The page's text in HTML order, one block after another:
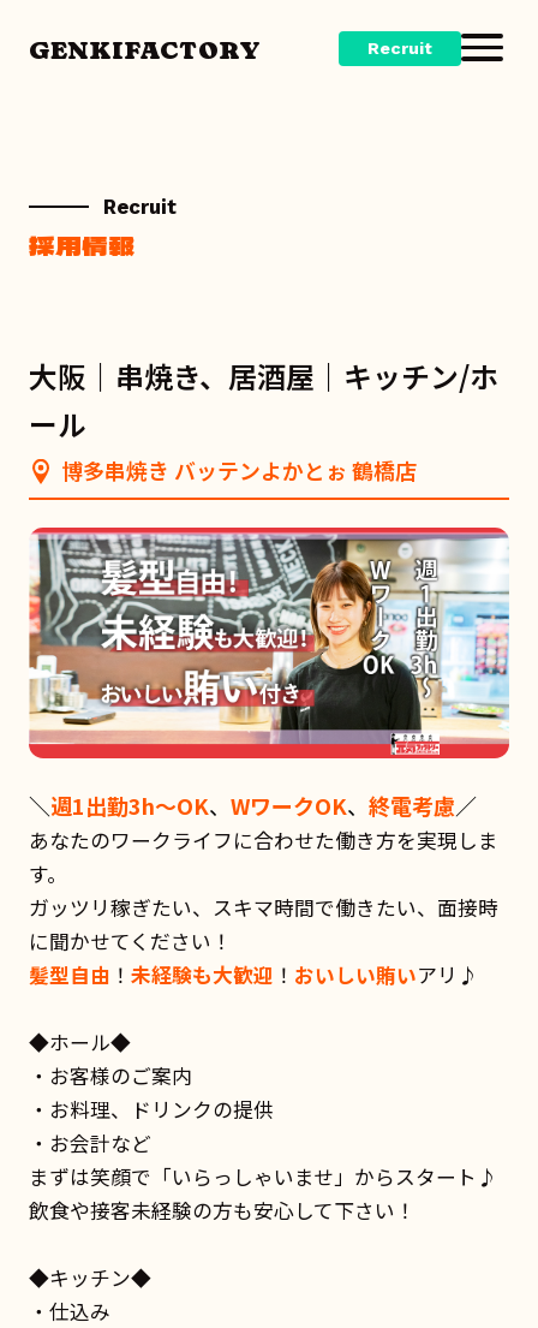
GENKIFACTORY Recruit
Recruit
採用情報
大阪｜串焼き、居酒屋｜キッチン/ホ
ール
博多串焼き バッテンよかとぉ 鶴橋店
＼週1出勤3h〜OK、 WワークOK、 終電考慮／
あなたのワークライフに合わせた働き方を実現しま
す。
ガッツリ稼ぎたい、スキマ時間で働きたい、面接時
に聞かせてください！
髪型自由 ！ 未経験も大歓迎 ！ おいしい賄いアリ♪
◆ホール◆
・お客様のご案内
・お料理、ドリンクの提供
・お会計など
まずは笑顔で「いらっしゃいませ」からスタート♪
飲食や接客未経験の方も安心して下さい！
◆キッチン◆
・仕込み